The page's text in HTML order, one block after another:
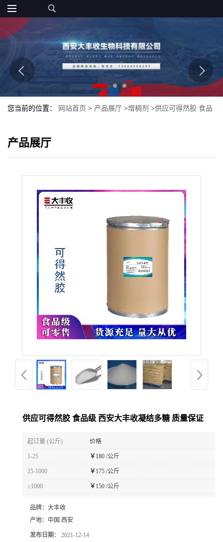
您当前的位置： 网站首页 > 产品展厅 >增稠剂 >供应可得然胶 食品
产品展厅
供应可得然胶 食品级 西安大丰收凝结多糖 质量保证
起订量 (公斤) 价格
1-25 ￥180 /公斤
25-1000 ￥175 /公斤
≥1000 ￥150 /公斤
品牌： 大丰收
产地： 中国 西安
发布日期： 2021-12-14